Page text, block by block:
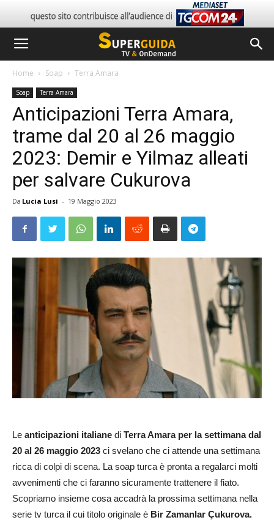
Home Soap Terra Amara
Soap Terra Amara
Anticipazioni Terra Amara,
trame dal 20 al 26 maggio
2023: Demir e Yilmaz alleati
per salvare Cukurova
Da Lucia Lusi - 19 Maggio 2023
Le anticipazioni italiane di Terra Amara per la settimana dal
20 al 26 maggio 2023 ci svelano che ci attende una settimana
ricca di colpi di scena. La soap turca è pronta a regalarci molti
avvenimenti che ci faranno sicuramente trattenere il fiato.
Scopriamo insieme cosa accadrà la prossima settimana nella
serie tv turca il cui titolo originale è Bir Zamanlar Çukurova.